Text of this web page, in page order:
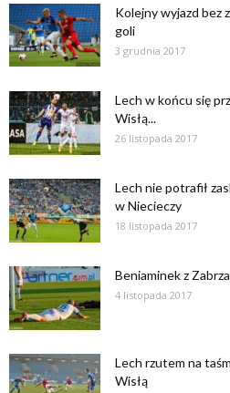
Kolejny wyjazd bez
goli
3 grudnia 2017
Lech w końcu się
Wisłą...
26 listopada 2017
Lech nie potrafił
w Niecieczy
18 listopada 2017
Beniaminek z
4 listopada 2017
Lech rzutem na
Wisłą